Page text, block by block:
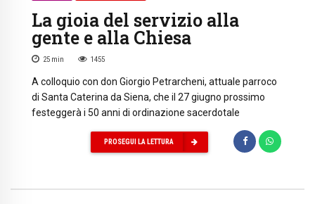
La gioia del servizio alla
gente e alla Chiesa
25 min 1455
A colloquio con don Giorgio Petrarcheni, attuale parroco
di Santa Caterina da Siena, che il 27 giugno prossimo
festeggerà i 50 anni di ordinazione sacerdotale
PROSEGUI LA LETTURA